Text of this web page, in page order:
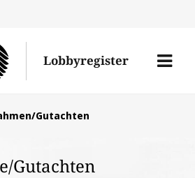
Lobbyregister
Menü
Gutachten
Gutachten